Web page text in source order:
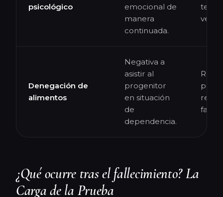
psicológico
emocional de
manera
continuada.
Denegación de
alimentos
Negativa a
asistir al
progenitor
en situación
de
dependencia.
pago
¿Qué ocurre tras el fallecimiento? La
Carga de la Prueba